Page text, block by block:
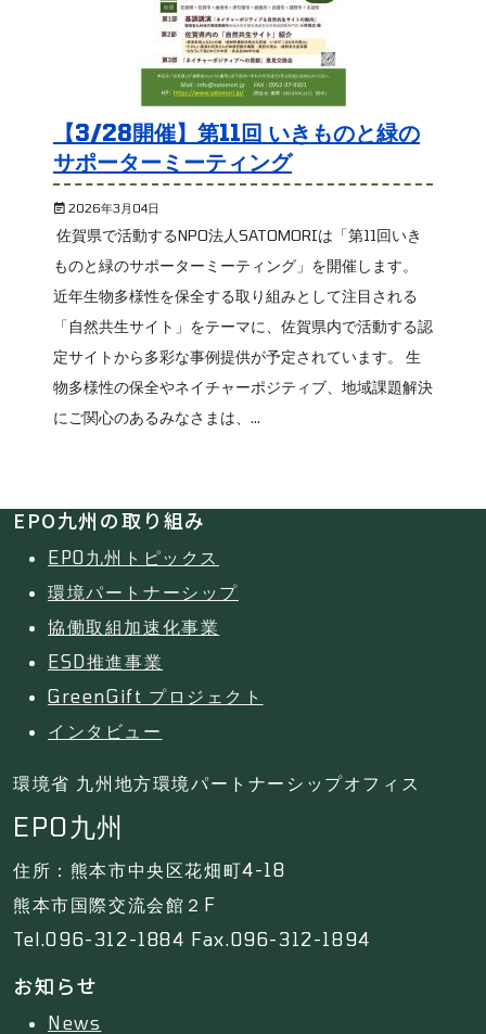
【3/28開催】第11回 いきものと緑の
サポーターミーティング
2026年3月04日
佐賀県で活動するNPO法人SATOMORIは「第11回いき
ものと緑のサポーターミーティング」を開催します。
近年生物多様性を保全する取り組みとして注目される
「自然共生サイト」をテーマに、佐賀県内で活動する認
定サイトから多彩な事例提供が予定されています。 生
物多様性の保全やネイチャーポジティブ、地域課題解決
にご関心のあるみなさまは、...
EPO九州の取り組み
EPO九州トピックス
環境パートナーシップ
協働取組加速化事業
ESD推進事業
GreenGift プロジェクト
インタビュー
環境省 九州地方環境パートナーシップオフィス
EPO九州
住所：熊本市中央区花畑町4-18
熊本市国際交流会館２F
Tel.096-312-1884 Fax.096-312-1894
お知らせ
News